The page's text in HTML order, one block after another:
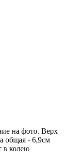
на фото. Верх
общая - 6,9см
в колею